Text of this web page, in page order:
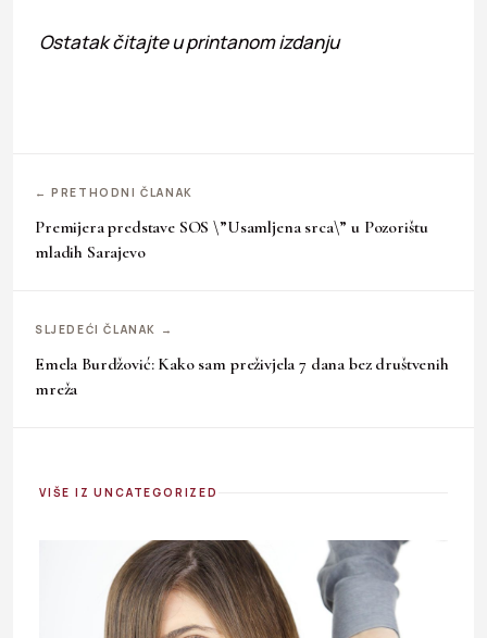
Ostatak čitajte u printanom izdanju
← PRETHODNI ČLANAK
Premijera predstave SOS \”Usamljena srca\” u Pozorištu
mladih Sarajevo
SLJEDEĆI ČLANAK →
Emela Burdžović: Kako sam preživjela 7 dana bez društvenih
mreža
VIŠE IZ UNCATEGORIZED